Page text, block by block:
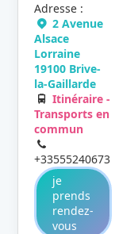
Adresse :
2 Avenue
Alsace
Lorraine
19100 Brive-
la-Gaillarde
Itinéraire -
Transports en
commun
+33555240673
je
prends
rendez-
vous